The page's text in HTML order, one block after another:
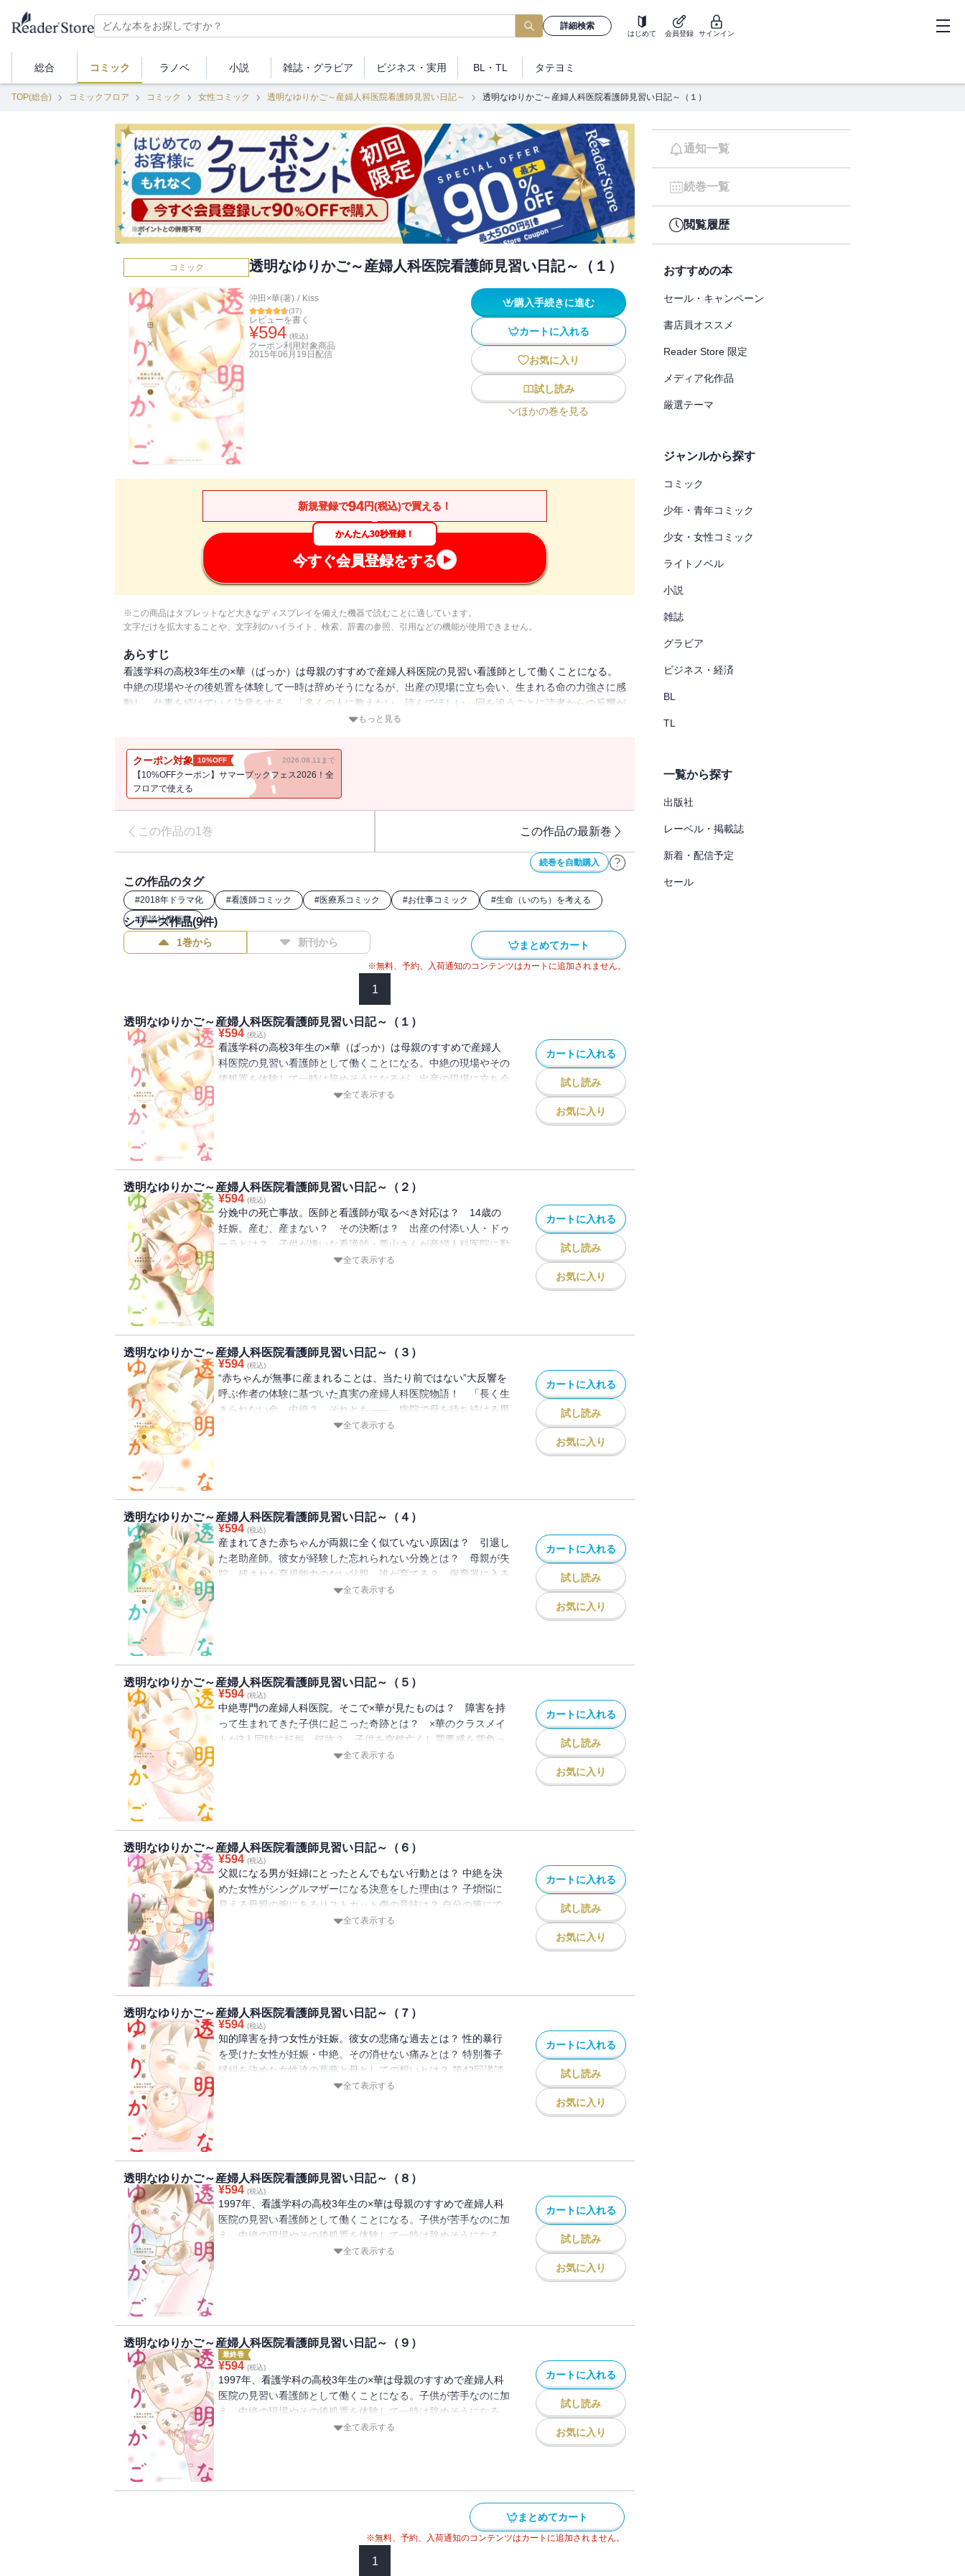
詳細検索
はじめて 会員登録 サインイン
総合 コミック ラノベ 小説 雑誌・ グラビア ビジネス ・実用 BL・TL タテヨミ
TOP(総合) コミックフロア コミック 女性コミック 透明なゆりかご～産婦人科医院看護師見習い日記～ 透明なゆりかご～産婦人科医院看護師見習い日記～（１）
コミック 透明なゆりかご～産婦人科医院看護師見習い日記～（１）
沖田×華(著) / Kiss
(37)
レビューを書く
¥594 (税込)
クーポン利用対象商品
2015年06月19日 配信
購入手続きに進む
カートに入れる
お気に入り
試し読み
ほかの巻を見る
新規登録で94円(税込)で買える！
かんたん30秒登録！
今すぐ会員登録をする
※この商品はタブレットなど大きなディスプレイを備えた機器で読むことに適しています。
文字だけを拡大することや、文字列のハイライト、検索、辞書の参照、引用などの機能が使用できません。
あらすじ
看護学科の高校3年生の×華（ばっか）は母親のすすめで産婦人科医院の見習い看護師として働くことになる。
中絶の現場やその後処置を体験して一時は辞めそうになるが、出産の現場に立ち会い、生まれる命の力強さに感
動し、仕事を続けていく決意をする。「多くの人に教えたい、読んでほしい」回を追うごとに読者からの反響が
大きくなっていった感動作、いよいよコミックスで登場！
もっと見る
クーポン対象 10%OFF 2026.08.11まで
【10%OFFクーポン】サマーブックフェス2026！全
フロアで使える
この作品の1巻 この作品の最新巻
続巻を自動購入
この作品のタグ
#2018年ドラマ化 #看護師コミック #医療系コミック #お仕事コミック #生命（いのち）を考える
#講談社漫画賞
シリーズ作品(9件)
1巻から 新刊から まとめてカート
※無料、予約、入荷通知のコンテンツはカートに追加されません。
1
透明なゆりかご～産婦人科医院看護師見習い日記～（１）
¥594 (税込)
看護学科の高校3年生の×華（ばっか）は母親のすすめで産婦人
科医院の見習い看護師として働くことになる。中絶の現場やその
後処置を体験して一時は辞めそうになるが、出産の現場に立ち会
い、生まれる命の力強さに感動し、仕事を続けていく決意をす
全て表示する
カートに入れる
試し読み
お気に入り
透明なゆりかご～産婦人科医院看護師見習い日記～（２）
¥594 (税込)
分娩中の死亡事故。医師と看護師が取るべき対応は？ 14歳の
妊娠。産む、産まない？ その決断は？ 出産の付添い人・ドゥ
ーラとは？ 子供が嫌いな看護師・栗山さんが産婦人科医院に勤
める理由は？ 大反響を呼ぶ真実の産婦人科医院物語!!
全て表示する
カートに入れる
試し読み
お気に入り
透明なゆりかご～産婦人科医院看護師見習い日記～（３）
¥594 (税込)
“赤ちゃんが無事に産まれることは、当たり前ではない”大反響を
呼ぶ作者の体験に基づいた真実の産婦人科医院物語！ 「長く生
きられない命」中絶？ それとも――。病院で母を待ち続ける男
の子。母親はどこに？ 命がけのハイリスク出産。妊婦の決断
全て表示する
カートに入れる
試し読み
お気に入り
透明なゆりかご～産婦人科医院看護師見習い日記～（４）
¥594 (税込)
産まれてきた赤ちゃんが両親に全く似ていない原因は？ 引退し
た老助産師。彼女が経験した忘れられない分娩とは？ 母親が失
踪。残された育児能力のない父親。誰が育てる？ 保育器に入る
には不似合いな大きな赤ちゃん。その秘密とは？ 他全8エピソ
全て表示する
カートに入れる
試し読み
お気に入り
透明なゆりかご～産婦人科医院看護師見習い日記～（５）
¥594 (税込)
中絶専門の産婦人科医院。そこで×華が見たものは？ 障害を持
って生まれてきた子供に起こった奇跡とは？ ×華のクラスメイ
トが3人同時に妊娠。何故？ 子供を突然亡くし罪悪感を背負っ
た母親がとった行動とは？ 他全8エピソード収録。大反響作、
全て表示する
カートに入れる
試し読み
お気に入り
透明なゆりかご～産婦人科医院看護師見習い日記～（６）
¥594 (税込)
父親になる男が妊婦にとったとんでもない行動とは？ 中絶を決
めた女性がシングルマザーになる決意をした理由は？ 子煩悩に
見える母親の腕にあるリストカット傷の意味は？ 自分の腋にで
きたシコリに話しかける少女。何故？大反響エピソード多数収
全て表示する
カートに入れる
試し読み
お気に入り
透明なゆりかご～産婦人科医院看護師見習い日記～（７）
¥594 (税込)
知的障害を持つ女性が妊娠。彼女の悲痛な過去とは？ 性的暴行
を受けた女性が妊娠・中絶。その消せない痛みとは？ 特別養子
縁組を決めた女性達の葛藤と母としての想いとは？ 第42回講談
社漫画賞 少女部門受賞、ドラマ化も決定した超話題作最新刊登
全て表示する
カートに入れる
試し読み
お気に入り
透明なゆりかご～産婦人科医院看護師見習い日記～（８）
¥594 (税込)
1997年、看護学科の高校3年生の×華は母親のすすめで産婦人科
医院の見習い看護師として働くことになる。子供が苦手なのに加
え、中絶の現場やその後処置を体験して一時は辞めそうになる
が、出産の現場に立ち会い生まれる命の力強さに感動し、仕事を
全て表示する
カートに入れる
試し読み
お気に入り
透明なゆりかご～産婦人科医院看護師見習い日記～（９）
最終巻
¥594 (税込)
1997年、看護学科の高校3年生の×華は母親のすすめで産婦人科
医院の見習い看護師として働くことになる。子供が苦手なのに加
え、中絶の現場やその後処置を体験して一時は辞めそうになる
が、出産の現場に立ち会い生まれる命の力強さに感動し、仕事を
全て表示する
カートに入れる
試し読み
お気に入り
まとめてカート
※無料、予約、入荷通知のコンテンツはカートに追加されません。
1
通知一覧
続巻一覧
閲覧履歴
おすすめの本
セール・キャンペーン
書店員オススメ
Reader Store 限定
メディア化作品
厳選テーマ
ジャンルから探す
コミック
少年・青年コミック
少女・女性コミック
ライトノベル
小説
雑誌
グラビア
ビジネス・経済
BL
TL
一覧から探す
出版社
レーベル・掲載誌
新着・配信予定
セール